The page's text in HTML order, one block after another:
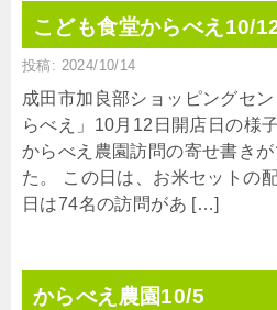
こども食堂からべえ10/
投稿: 2024/10/14
成田市加良部ショッピングセ
らべえ」10月12日開店日の様
からべえ農園訪問の寄せ書き
た。 この日は、お米セットの
日は74名の訪問があ […]
からべえ農園10/5